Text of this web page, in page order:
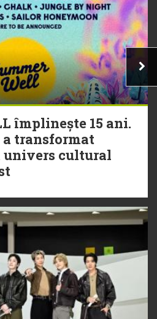
împlinește 15 ani.
transformat
cultural